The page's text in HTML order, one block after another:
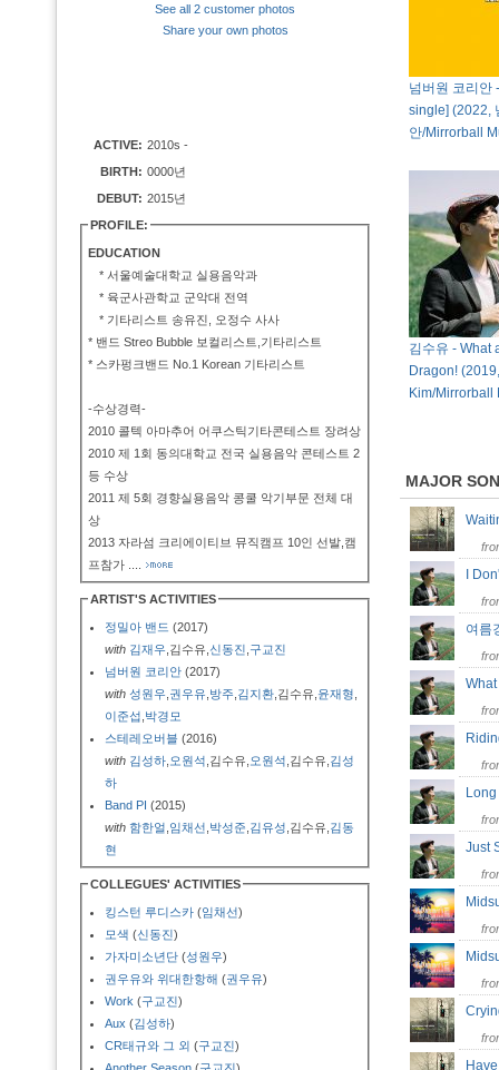
See all 2 customer photos
Share your own photos
ACTIVE: 2010s -
BIRTH: 0000년
DEBUT: 2015년
PROFILE:
EDUCATION
* 서울예술대학교 실용음악과
* 육군사관학교 군악대 전역
* 기타리스트 송유진, 오정수 사사
* 밴드 Streo Bubble 보컬리스트,기타리스트
* 스카펑크밴드 No.1 Korean 기타리스트
-수상경력-
2010 콜텍 아마추어 어쿠스틱기타콘테스트 장려상
2010 제 1회 동의대학교 전국 실용음악 콘테스트 2
등 수상
2011 제 5회 경향실용음악 콩쿨 악기부문 전체 대
상
2013 자라섬 크리에이티브 뮤직캠프 10인 선발,캠
프참가
ARTIST'S ACTIVITIES
정밀아 밴드 (2017)
with 김재우 ,김수유, 신동진 구교진
넘버원 코리안 (2017)
with 성원우 권우유 방주 김지환 ,김수유, 윤재형
이준섭 박경모
스테레오버블 (2016)
with 김성하 오원석 ,김수유, 오원석 ,김수유, 김성
하
Band PI (2015)
with 함한얼 임채선 박성준 김유성 ,김수유, 김동
현
COLLEGUES' ACTIVITIES
킹스턴 루디스카 (임채선)
모색 (신동진)
가자미소년단 (성원우)
권우유와 위대한항해 (권우유)
Work (구교진)
Aux (김성하)
CR태규와 그 외 (구교진)
넘버원 코리안
single] (2022,
안/Mirrorball
김수유 - What
Dragon!
Kim/Mirrorball
MAJOR
I
여
Just